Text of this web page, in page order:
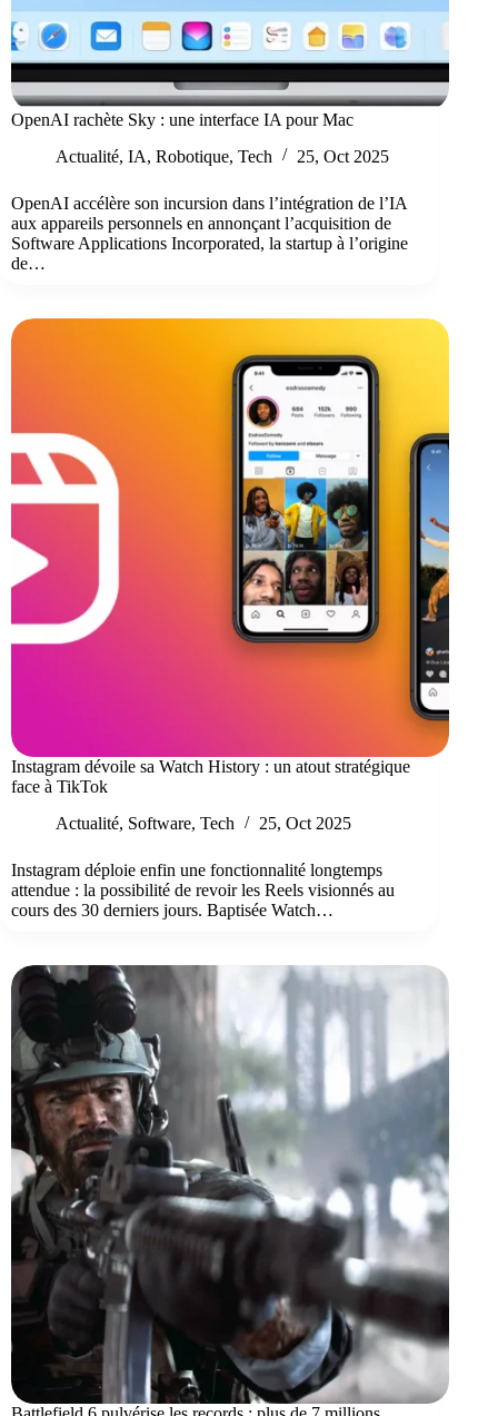
OpenAI rachète Sky : une interface IA pour Mac
Actualité, IA, Robotique, Tech 25, Oct 2025
OpenAI accélère son incursion dans l’intégration de l’IA
aux appareils personnels en annonçant l’acquisition de
Software Applications Incorporated, la startup à l’origine
de…
Instagram dévoile sa Watch History : un atout stratégique
face à TikTok
Actualité, Software, Tech 25, Oct 2025
Instagram déploie enfin une fonctionnalité longtemps
attendue : la possibilité de revoir les Reels visionnés au
cours des 30 derniers jours. Baptisée Watch…